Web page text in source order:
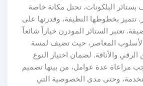
البلكونات، تحتل مكانة خاصة
بخطوطها النظيفة، وقدرتها على
تعتبر الستائر المودرن خياراً شائعاً
المعاصر، حيث تضيف لمسة
والأناقة. لضمان اختيار النوع
عدة عوامل، من بينها تصميم
وحتى مدى الخصوصية التي